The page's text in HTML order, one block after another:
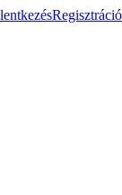
Regisztráció